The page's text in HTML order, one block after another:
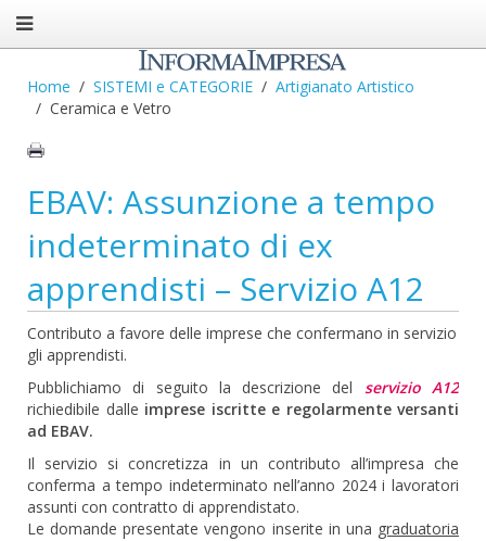
Home SISTEMI e CATEGORIE
Artigianato Artistico
Ceramica e Vetro
EBAV: Assunzione a tempo
indeterminato di ex
apprendisti – Servizio A12
Contributo a favore delle imprese che confermano in servizio
gli apprendisti.
Pubblichiamo di seguito la descrizione del servizio A12
richiedibile dalle imprese iscritte e regolarmente versanti
ad EBAV.
Il servizio si concretizza in un contributo all’impresa che
conferma a tempo indeterminato nell’anno 2024 i lavoratori
assunti con contratto di apprendistato.
Le domande presentate vengono inserite in una graduatoria